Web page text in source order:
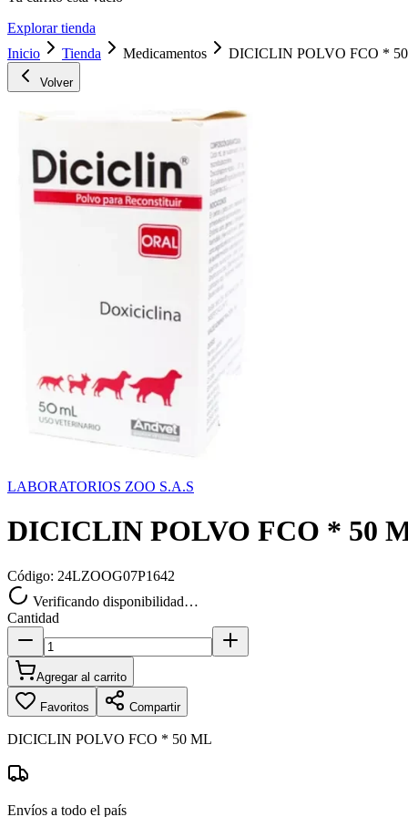
Explorar tienda
Inicio
Tienda Medicamentos DICICLIN POLVO FCO *
Volver
LABORATORIOS ZOO S.A.S
DICICLIN POLVO FCO * 50
Código: 24LZOOG07P1642
Verificando disponibilidad…
Cantidad
Agregar al carrito
Favoritos Compartir
DICICLIN POLVO FCO * 50 ML
Envíos a todo el país